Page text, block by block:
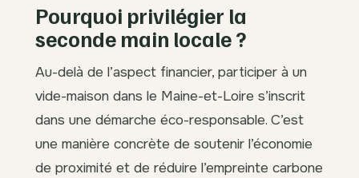
Pourquoi privilégier la
seconde main locale ?
Au-delà de l’aspect financier, participer à un
vide-maison dans le Maine-et-Loire s’inscrit
dans une démarche éco-responsable. C’est
une manière concrète de soutenir l’économie
de proximité et de réduire l’empreinte carbone